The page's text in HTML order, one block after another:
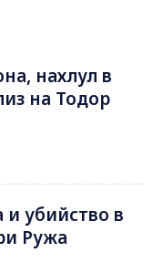
нахлул в
на Тодор
и убийство в
Ружа